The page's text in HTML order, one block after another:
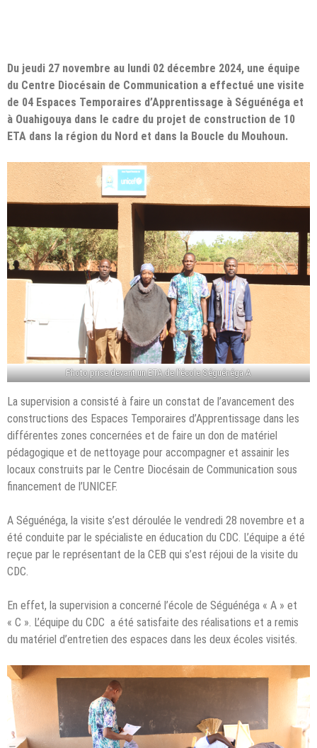
Du jeudi 27 novembre au lundi 02 décembre 2024, une équipe
du Centre Diocésain de Communication a effectué une visite
de 04 Espaces Temporaires d’Apprentissage à Séguénéga et
à Ouahigouya dans le cadre du projet de construction de 10
ETA dans la région du Nord et dans la Boucle du Mouhoun.
Photo prise devant un ETA de l’école Séguénéga A
La supervision a consisté à faire un constat de l’avancement des
constructions des Espaces Temporaires d’Apprentissage dans les
différentes zones concernées et de faire un don de matériel
pédagogique et de nettoyage pour accompagner et assainir les
locaux construits par le Centre Diocésain de Communication sous
financement de l’UNICEF.
A Séguénéga, la visite s’est déroulée le vendredi 28 novembre et a
été conduite par le spécialiste en éducation du CDC. L’équipe a été
reçue par le représentant de la CEB qui s’est réjoui de la visite du
CDC.
En effet, la supervision a concerné l’école de Séguénéga « A » et
« C ». L’équipe du CDC a été satisfaite des réalisations et a remis
du matériel d’entretien des espaces dans les deux écoles visités.